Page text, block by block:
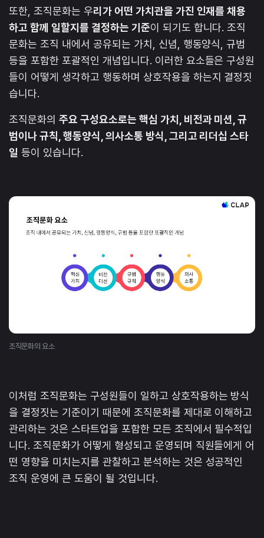
또한, 조직문화는 우리가 어떤 가치관을 가진 인재를 채용
하고 함께 일할지를 결정하는 기준이 되기도 합니다. 조직
문화는 조직 내에서 공유되는 가치, 신념, 행동양식, 규범
등을 포함한 포괄적인 개념입니다. 이러한 요소들은 구성원
들이 어떻게 생각하고 행동하며 상호작용을 하는지 결정짓
습니다.
조직문화의 주요 구성요소로는 핵심 가치, 비전과 미션, 규
범이나 규칙, 행동양식, 의사소통 방식, 그리고 리더십 스타
일 등이 있습니다.
조직문화의 요소
이처럼 조직문화는 구성원들이 일하고 상호작용하는 방식
을 결정짓는 기준이기 때문에 조직문화를 제대로 이해하고
관리하는 것은 스타트업을 포함한 모든 조직에서 필수적입
니다. 조직문화가 어떻게 형성되고 운영되며 직원들에게 어
떤 영향을 미치는지를 관찰하고 분석하는 것은 성공적인
조직 운영에 큰 도움이 될 것입니다.